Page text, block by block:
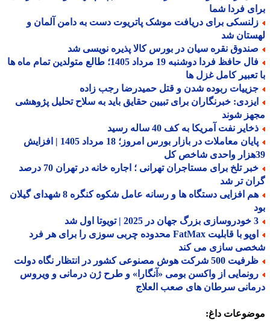
فردا شما
برای دریافت موشک پاتریوت دست به دامن آلمان و
شد
نقره سیان در بورس کالا پذیره نویسی شد
فال حافظ فردا دوشنبه 19 مرداد 1405؛ طالع متولدین تمام ماه ها
کامل غزل ها
ربوده شدن و قتل حمیدرضا رجب زاده
خبرنگاران برای تبیین حقایق باید به سلاح تحلیل پژوهشی
شوند
نفت آمریکا به کف 40 ساله رسید
پایان معاملات در بازار بورس امروز؛ 18 مرداد 1405 | افزایش
خبر تلخ برای مستاجران تهرانی ؛ اجاره خانه در تهران 70 درصد
تر شد
هم افزایی دستگاه ها و رسانه عامل شکوه کنگره 8 شهدای گیلان
اوپو با قابلیت FatMax محدوده چربی سوزی را برای هر فرد
سازی می کند
شرکت هوش مصنوعی کشور در انتظار نگاه دولت
از واکسن بومی «آنگارا» و طرح ژن درمانی و ویروس
سرطان های صعب العلاج
داغ: